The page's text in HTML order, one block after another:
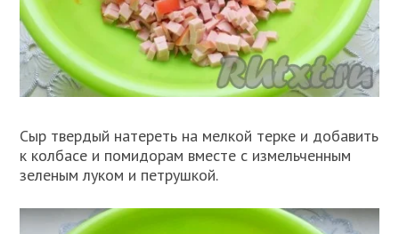
Сыр твердый натереть на мелкой терке и добавить
к колбасе и помидорам вместе с измельченным
зеленым луком и петрушкой.